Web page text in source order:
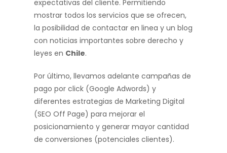
expectativas del cliente. Permitiendo
mostrar todos los servicios que se ofrecen,
la posibilidad de contactar en linea y un blog
con noticias importantes sobre derecho y
leyes en Chile.
Por último, llevamos adelante campañas de
pago por click (Google Adwords) y
diferentes estrategias de Marketing Digital
(SEO Off Page) para mejorar el
posicionamiento y generar mayor cantidad
de conversiones (potenciales clientes).